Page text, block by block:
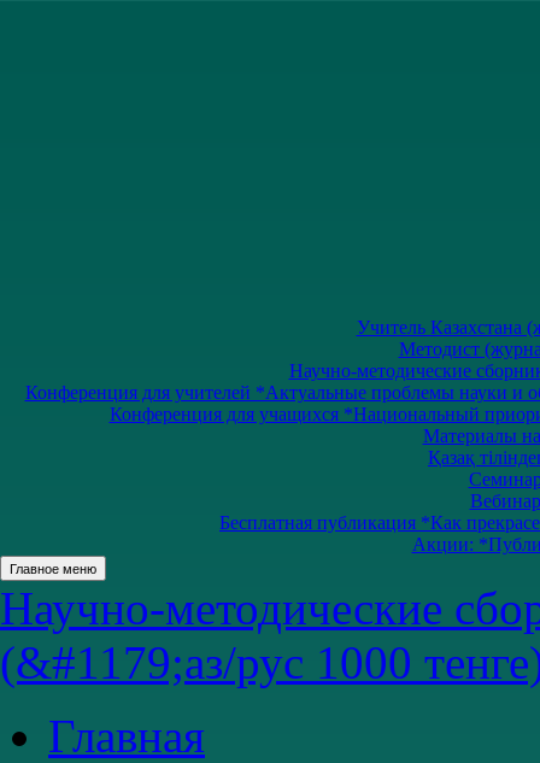
Учитель Казахстана
Методист
Научно-методические
Конференция для учителей *Актуальные проблемы науки и
Конференция для учащихся *Национальный
Материалы
Қазақ
Бесплатная публикация *Как
Акции:
Главное меню
Научно-методические
(&#1179;аз/рус 1000
Главная